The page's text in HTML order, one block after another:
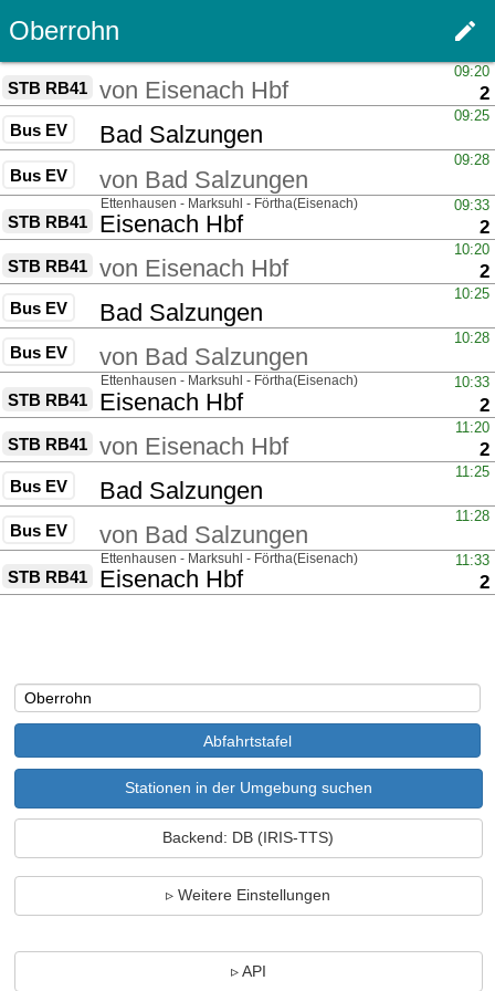
Oberrohn Menü
edit
STB RB41 von
Eisenach Hbf
09:20
2
über
Bus EV nach
Bad Salzungen
09:25
Bus EV von
Bad Salzungen
09:28
STB RB41 nach
Eisenach Hbf
09:33
2
über
Ettenhausen - Marksuhl - Förtha(Eisenach)
STB RB41 von
Eisenach Hbf
10:20
2
Bus EV nach
Bad Salzungen
10:25
Bus EV von
Bad Salzungen
10:28
STB RB41 nach
Eisenach Hbf
10:33
2
über
Ettenhausen - Marksuhl - Förtha(Eisenach)
STB RB41 von
Eisenach Hbf
11:20
2
Bus EV nach
Bad Salzungen
11:25
Bus EV von
Bad Salzungen
11:28
STB RB41 nach
Eisenach Hbf
11:33
2
über
Ettenhausen - Marksuhl - Förtha(Eisenach)
Stationen in der Umgebung suchen
Backend: DB (IRIS-TTS)
Weitere Einstellungen
API